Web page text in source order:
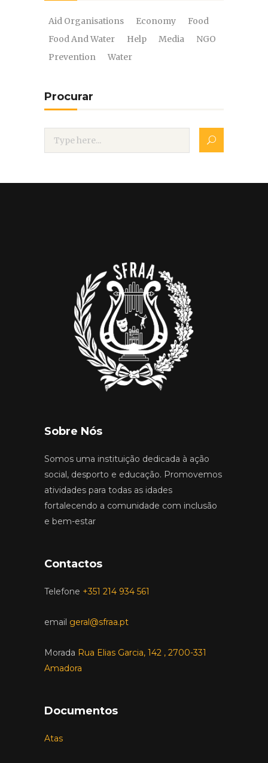
Aid Organisations Economy
Food
Food And Water
Help Media
NGO
Prevention
Water
Procurar
Sobre Nós
Somos uma instituição dedicada à ação
social, desporto e educação. Promovemos
atividades para todas as idades
fortalecendo a comunidade com inclusão
e bem-estar
Contactos
Telefone +351 214 934 561
email geral@sfraa.pt
Morada Rua Elias Garcia, 142 , 2700-331
Amadora
Documentos
Atas